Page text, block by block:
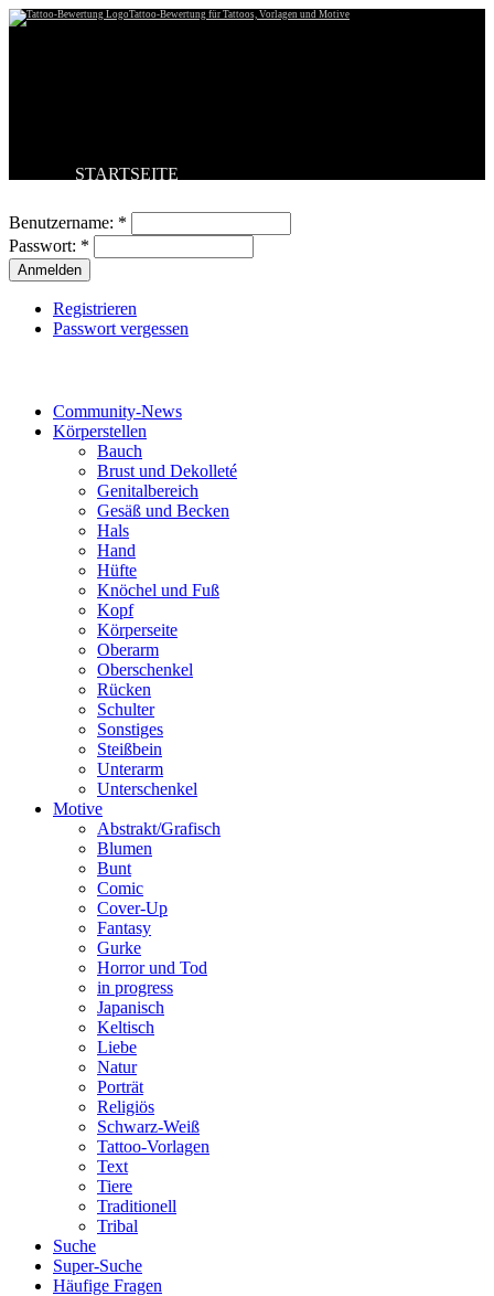
Tattoo-Bewertung für Tattoos, Vorlagen und Motive
STARTSEITE
BESTE TATTOOS
NEUESTE TATTOOS
KOMMENTARE
FORUM
Benutzername: *
Passwort: *
Registrieren
Passwort vergessen
Community-News
Körperstellen
Bauch
Brust und Dekolleté
Genitalbereich
Gesäß und Becken
Hals
Hand
Hüfte
Knöchel und Fuß
Kopf
Körperseite
Oberarm
Oberschenkel
Rücken
Schulter
Sonstiges
Steißbein
Unterarm
Unterschenkel
Motive
Abstrakt/Grafisch
Blumen
Bunt
Comic
Cover-Up
Fantasy
Gurke
Horror und Tod
in progress
Japanisch
Keltisch
Liebe
Natur
Porträt
Religiös
Schwarz-Weiß
Tattoo-Vorlagen
Text
Tiere
Traditionell
Tribal
Suche
Super-Suche
Häufige Fragen